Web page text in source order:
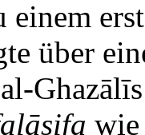
einem
über